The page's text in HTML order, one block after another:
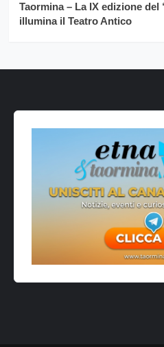
Taormina – La IX edizione del
illumina il Teatro Antico